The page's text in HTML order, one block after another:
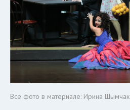
Все фото в материале: Ирина Шымчак